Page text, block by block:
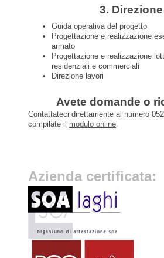
3. Direzione
Guida operativa del progetto
Progettazione e realizzazione
armato
Progettazione e realizzazione
residenziali e commerciali
Direzione lavori
Avete domande o
Contattateci direttamente al numero
compilate il modulo online.
Azienda certificata: